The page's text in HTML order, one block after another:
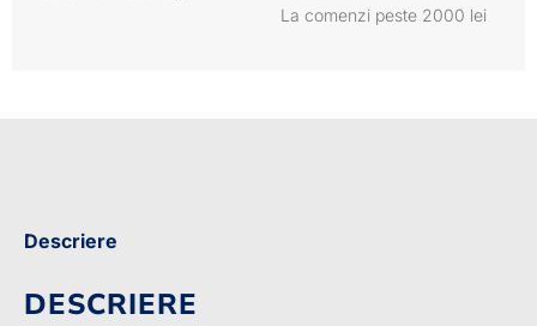
La comenzi peste 2000 lei
Descriere
DESCRIERE